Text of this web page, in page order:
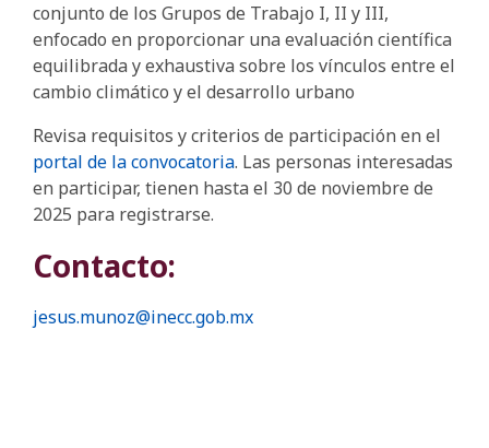
conjunto de los Grupos de Trabajo I, II y III,
enfocado en proporcionar una evaluación científica
equilibrada y exhaustiva sobre los vínculos entre el
cambio climático y el desarrollo urbano
Revisa requisitos y criterios de participación en el
portal de la convocatoria. Las personas interesadas
en participar, tienen hasta el 30 de noviembre de
2025 para registrarse.
Contacto:
jesus.munoz@inecc.gob.mx